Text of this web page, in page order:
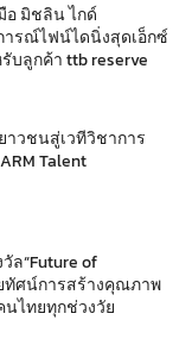
อ มิชลิน ไกด์
ารณ์ไฟน์ไดนิ่งสุดเอ็กซ์
ลูกค้า ttb reserve
าวชนสู่เวทีวิชาการ
Talent
ล“Future of
ทัศน์การสร้างคุณภาพ
นไทยทุกช่วงวัย